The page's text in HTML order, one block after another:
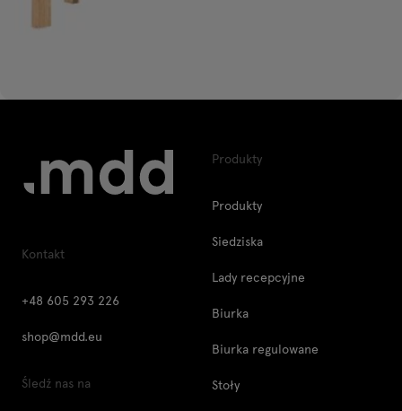
Kontakt
+48 605 293 226
shop@mdd.eu
Śledź nas na
Produkty
Produkty
Siedziska
Lady recepcyjne
Biurka
Biurka regulowane
Stoły